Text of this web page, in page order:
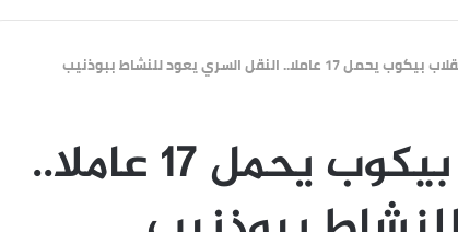
النقل السري يعود للنشاط ببوذنيب
بعد فاجعة انقلاب بيكوب يحمل 17 عاملا..